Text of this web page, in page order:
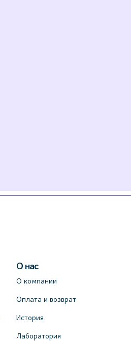
О нас
О компании
Оплата и возврат
История
Лаборатория